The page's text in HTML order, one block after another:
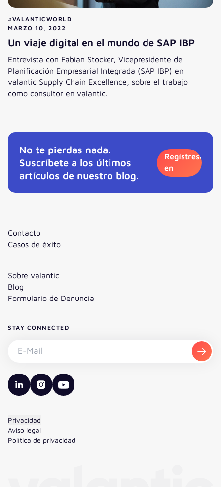
#VALANTICWORLD
MARZO 10, 2022
Un viaje digital en el mundo de SAP IBP
Entrevista con Fabian Stocker, Vicepresidente de
Planificación Empresarial Integrada (SAP IBP) en
valantic Supply Chain Excellence, sobre el trabajo
como consultor en valantic.
No te pierdas nada.
Suscríbete a los últimos
artículos de nuestro blog.
Regístrese
en
Contacto
Casos de éxito
Sobre valantic
Blog
Formulario de Denuncia
STAY CONNECTED
valantic LinkedIn
valantic Instagram
valantic YouTube
Privacidad
Aviso legal
Política de privacidad